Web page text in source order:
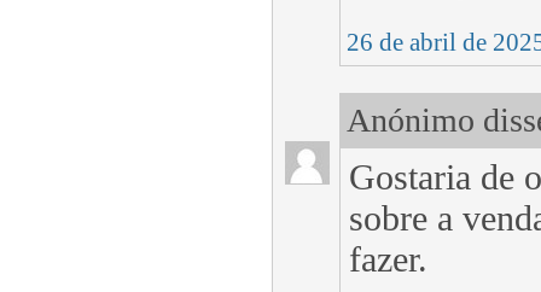
26 de abril de
Anónimo
Gostaria de
sobre a
fazer.